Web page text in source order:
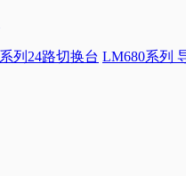
列24路切换台 LM680系列